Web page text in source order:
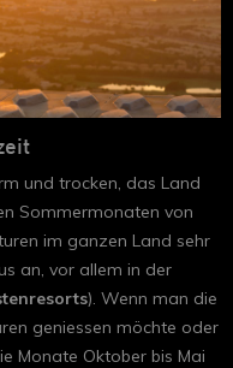
und trocken, das Land
Sommermonaten von
im ganzen Land sehr
an, vor allem in der
). Wenn man die
geniessen möchte oder
Monate Oktober bis Mai